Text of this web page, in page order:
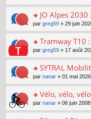
e
nt
u
s
ré
c
e
nt
n
le
pl
u
s
ré
c
e
nt
e
n
n
le
pl
u
s
ré
c
e
nt
s
a
g
e
n
n
le
pl
u
s
ré
c
e
le
m
e
s
a
g
e
n
n
le
pl
u
s
n
s
ult
er
le
m
e
s
a
g
e
n
n
o
n
s
ult
er
le
m
e
s
a
g
e
JO Alpes
par greg59 » 29 juin
o
n
s
ult
er
le
m
e
s
Tramway T10
par greg59 » 17 août
o
n
s
ult
er
le
SYTRAL
par nanar » 01 mai
o
n
s
Vélo, vélo, vélo
par nanar » 06 juin